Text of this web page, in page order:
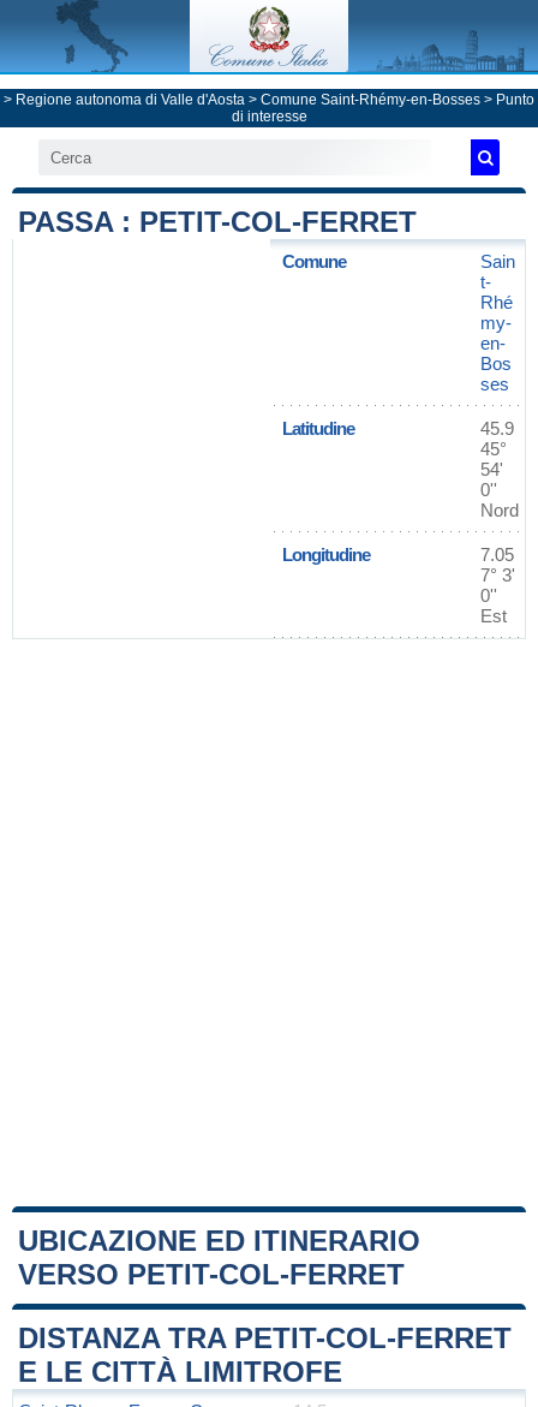
> Regione autonoma di Valle d'Aosta > Comune Saint-Rhémy-en-Bosses > Punto
di interesse
PASSA : PETIT-COL-FERRET
Comune
Sain
t-
Rhé
my-
en-
Bos
ses
Latitudine
45.9
45°
54'
0''
Nord
Longitudine
7.05
7° 3'
0''
Est
UBICAZIONE ED ITINERARIO
VERSO PETIT-COL-FERRET
+
−
Leaflet|Map data ©OpenStreetMap
DISTANZA TRA PETIT-COL-FERRET
E LE CITTÀ LIMITROFE